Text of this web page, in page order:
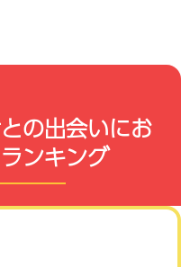
の出会いにお
ンキング